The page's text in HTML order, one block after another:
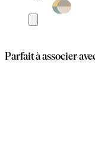
au
Parfait à associer